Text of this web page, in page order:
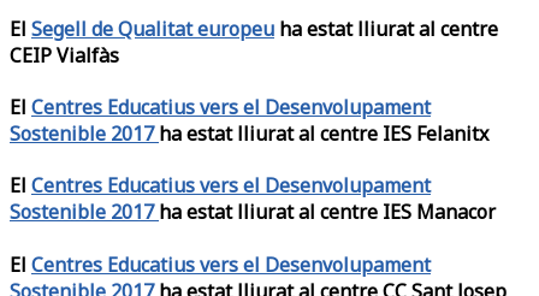
El Segell de Qualitat europeu ha estat lliurat al centre
CEIP Vialfàs
El Centres Educatius vers el Desenvolupament
Sostenible 2017ha estat lliurat al centre IES Felanitx
El Centres Educatius vers el Desenvolupament
Sostenible 2017ha estat lliurat al centre IES Manacor
El Centres Educatius vers el Desenvolupament
Sostenible 2017ha estat lliurat al centre CC Sant Josep